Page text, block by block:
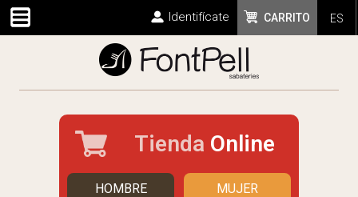
ES
CARRITO
Identifícate
Tienda Online
HOMBRE MUJER